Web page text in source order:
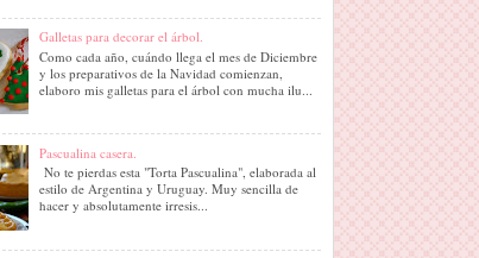
Galletas para decorar el árbol.
Como cada año, cuándo llega el mes de Diciembre
y los preparativos de la Navidad comienzan,
elaboro mis galletas para el árbol con mucha ilu...
Pascualina casera.
No te pierdas esta "Torta Pascualina", elaborada al
estilo de Argentina y Uruguay. Muy sencilla de
hacer y absolutamente irresis...